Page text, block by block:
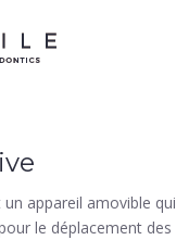
un appareil amovible
le déplacement